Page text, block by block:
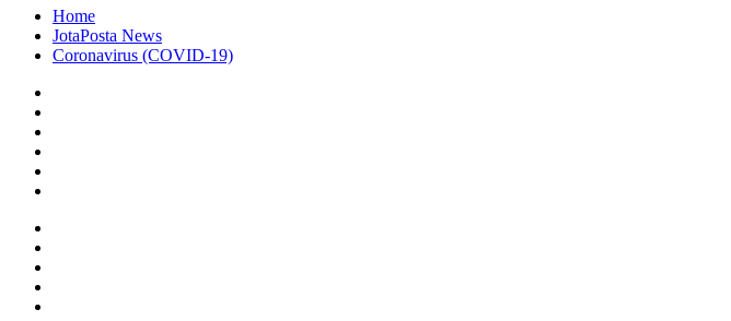
Home
JotaPosta News
Coronavirus (COVID-19)
Facebook
Twitter
Google+
WhatsApp
Telegram
Viber
Close